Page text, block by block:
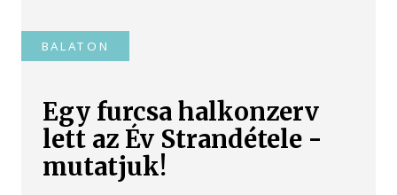
BALATON
Egy furcsa halkonzerv
lett az Év Strandétele -
mutatjuk!